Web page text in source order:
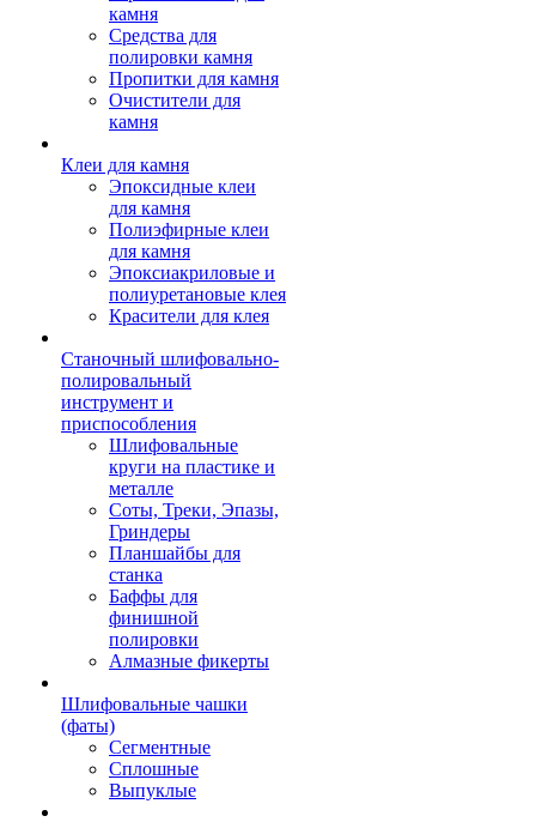
камня
Средства для
полировки камня
Пропитки для камня
Очистители для
камня
Клеи для камня
Эпоксидные клеи
для камня
Полиэфирные клеи
для камня
Эпоксиакриловые и
полиуретановые клея
Красители для клея
Станочный шлифовально-
полировальный
инструмент и
приспособления
Шлифовальные
круги на пластике и
металле
Соты, Треки, Эпазы,
Гриндеры
Планшайбы для
станка
Баффы для
финишной
полировки
Алмазные фикерты
Шлифовальные чашки
(фаты)
Сегментные
Сплошные
Выпуклые